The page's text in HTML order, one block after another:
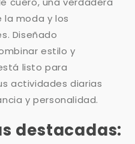
moda y los
Diseñado
estilo y
listo para
actividades diarias
y personalidad.
destacadas: